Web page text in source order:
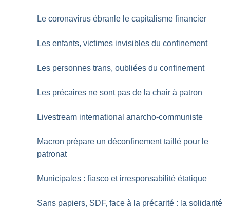
Le coronavirus ébranle le capitalisme financier
Les enfants, victimes invisibles du confinement
Les personnes trans, oubliées du confinement
Les précaires ne sont pas de la chair à patron
Livestream international anarcho-communiste
Macron prépare un déconfinement taillé pour le
patronat
Municipales : fiasco et irresponsabilité étatique
Sans papiers, SDF, face à la précarité : la solidarité